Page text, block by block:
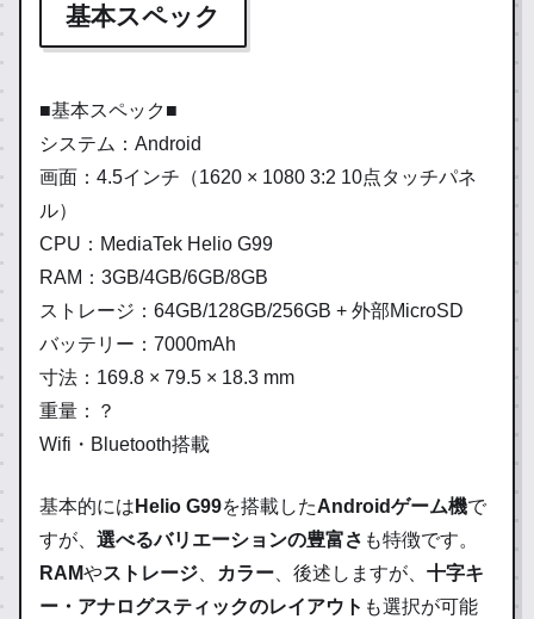
基本スペック
■基本スペック■
システム：Android
画面：4.5インチ（1620 × 1080 3:2 10点タッチパネ
ル）
CPU：MediaTek Helio G99
RAM：3GB/4GB/6GB/8GB
ストレージ：64GB/128GB/256GB + 外部MicroSD
バッテリー：7000mAh
寸法：169.8 × 79.5 × 18.3 mm
重量：？
Wifi・Bluetooth搭載
基本的には Helio G99を搭載したAndroidゲーム機で
すが、 選べるバリエーションの豊富さ も特徴です。
RAMやストレージ カラー 、後述しますが、 十字キ
ー・アナログスティックのレイアウト も選択が可能